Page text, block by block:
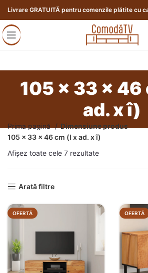
Livrare GRATUITĂ pentru comenzile plătite cu
105 x 33 x 46
ad. x î)
Prima pagină
Dimensiune produs
105 x 33 x 46 cm (l x ad. x î)
Afișez toate cele 7 rezultate
Arată filtre
OFERTĂ OFERTĂ